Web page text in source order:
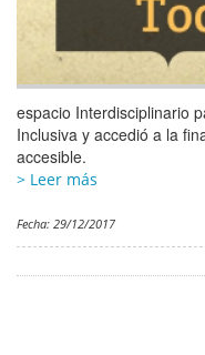
espacio Interdisciplinario
Inclusiva y accedió a la
accesible.
> Leer más
Fecha: 29/12/2017